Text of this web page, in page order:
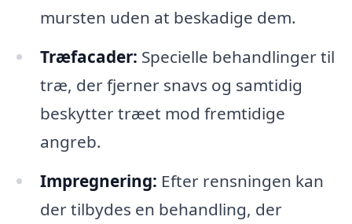
mursten uden at beskadige dem.
Træfacader: Specielle behandlinger til
træ, der fjerner snavs og samtidig
beskytter træet mod fremtidige
angreb.
Impregnering: Efter rensningen kan
der tilbydes en behandling, der